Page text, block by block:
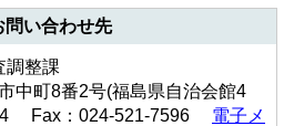
問い合わせ先
整課
中町8番2号(福島県自治会館4
Fax：024-521-7596 電子メ